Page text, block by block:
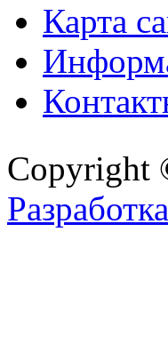
Карта
Copyright